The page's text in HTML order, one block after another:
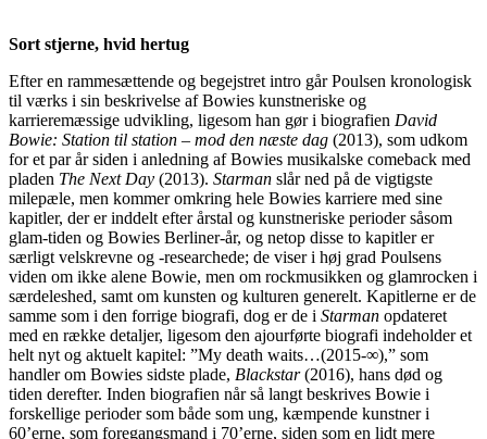
Sort stjerne, hvid hertug
Efter en rammesættende og begejstret intro går Poulsen kronologisk
til værks i sin beskrivelse af Bowies kunstneriske og
karrieremæssige udvikling, ligesom han gør i biografien David
Bowie: Station til station – mod den næste dag (2013), som udkom
for et par år siden i anledning af Bowies musikalske comeback med
pladen The Next Day (2013). Starman slår ned på de vigtigste
milepæle, men kommer omkring hele Bowies karriere med sine
kapitler, der er inddelt efter årstal og kunstneriske perioder såsom
glam-tiden og Bowies Berliner-år, og netop disse to kapitler er
særligt velskrevne og -researchede; de viser i høj grad Poulsens
viden om ikke alene Bowie, men om rockmusikken og glamrocken i
særdeleshed, samt om kunsten og kulturen generelt. Kapitlerne er de
samme som i den forrige biografi, dog er de i Starman opdateret
med en række detaljer, ligesom den ajourførte biografi indeholder et
helt nyt og aktuelt kapitel: ”My death waits…(2015-∞),” som
handler om Bowies sidste plade, Blackstar(2016), hans død og
tiden derefter. Inden biografien når så langt beskrives Bowie i
forskellige perioder som både som ung, kæmpende kunstner i
60’erne, som foregangsmand i 70’erne, siden som en lidt mere